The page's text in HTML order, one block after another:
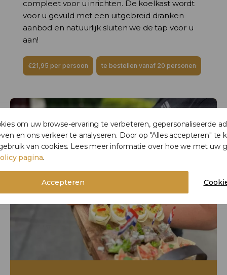
om uw browse-ervaring te verbeteren, gepersonaliseerde
en ons verkeer te analyseren. Door op "Alles accepteren" te
van cookies. Lees meer informatie over hoe we met uw
pagina.
Accepteren
compleet voor u inrichten. De koelkast wordt
voor u gevuld met een uitgebreid dranken
aanbod en natuurlijk sluiten we de tap voor u
aan!
€21,95 per persoon te bestellen vanaf 20 personen